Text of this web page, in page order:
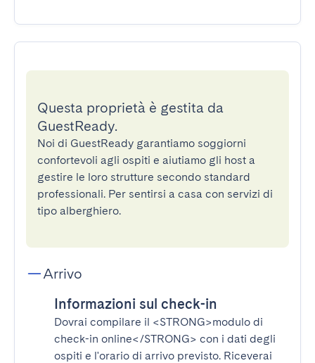
Questa proprietà è gestita da
GuestReady.
Noi di GuestReady garantiamo soggiorni
confortevoli agli ospiti e aiutiamo gli host a
gestire le loro strutture secondo standard
professionali. Per sentirsi a casa con servizi di
tipo alberghiero.
Arrivo
Informazioni sul check-in
Dovrai compilare il <STRONG>modulo di
check-in online</STRONG> con i dati degli
ospiti e l'orario di arrivo previsto. Riceverai